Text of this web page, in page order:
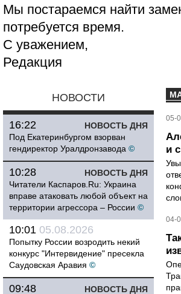
Мы постараемся найти
потребуется время.
С уважением,
Редакция
НОВОСТИ
НОВОСТЬ ДНЯ
16:22
Под Екатеринбургом взорван
гендиректор Уралдронзавода ©
НОВОСТЬ ДНЯ
10:28
Читатели Каспаров.Ru: Украина
вправе атаковать любой объект на
территории агрессора – России ©
10:01 05.08.2026
Попытку России возродить некий
конкурс "Интервидение" пресекла
Саудовская Аравия ©
НОВОСТЬ ДНЯ
09:48
05-
и
04-